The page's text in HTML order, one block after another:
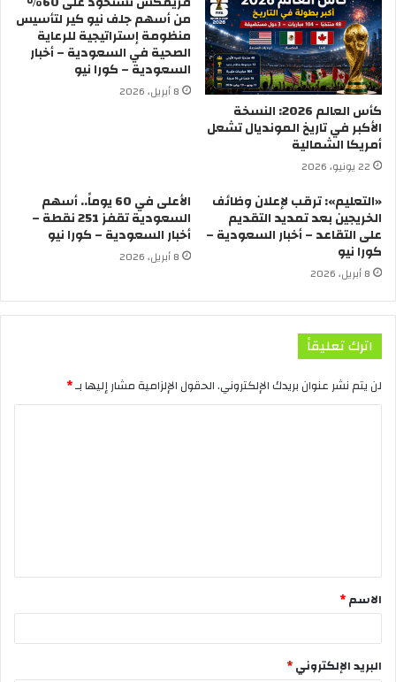
كأس العالم 2026: النسخة
الأكبر في تاريخ المونديال تشعل
أمريكا الشمالية
22 يونيو، 2026
من أسهم جلف نيو كير لتأسيس
منظومة إستراتيجية للرعاية
الصحية في السعودية – أخبار
السعودية – كورا نيو
8 أبريل، 2026
«التعليم»: ترقب لإعلان وظائف
الخريجين بعد تمديد التقديم
على التقاعد – أخبار السعودية –
كورا نيو
8 أبريل، 2026
الأعلى في 60 يوماً.. أسهم
السعودية تقفز 251 نقطة –
أخبار السعودية – كورا نيو
8 أبريل، 2026
اترك تعليقاً
لن يتم نشر عنوان بريدك الإلكتروني.الحقول الإلزامية مشار إليها بـ*
الاسم*
البريد الإلكتروني*